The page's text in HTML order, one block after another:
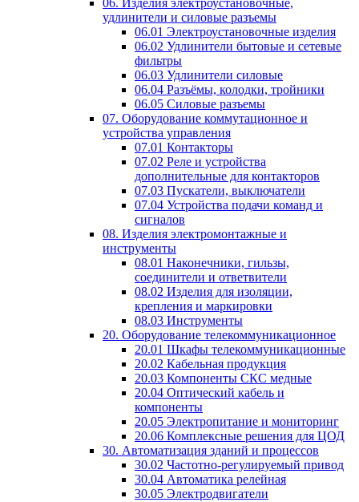
удлинители и силовые разъемы
06.01 Электроустановочные изделия
06.02 Удлинители бытовые и сетевые
фильтры
06.03 Удлинители силовые
06.04 Разъёмы, колодки, тройники
06.05 Силовые разъемы
07. Оборудование коммутационное и
устройства управления
07.01 Контакторы
07.02 Реле и устройства
дополнительные для контакторов
07.03 Пускатели, выключатели
07.04 Устройства подачи команд и
сигналов
08. Изделия электромонтажные и
инструменты
08.01 Наконечники, гильзы,
соединители и ответвители
08.02 Изделия для изоляции,
крепления и маркировки
08.03 Инструменты
20. Оборудование телекоммуникационное
20.01 Шкафы телекоммуникационные
20.02 Кабельная продукция
20.03 Компоненты СКС медные
20.04 Оптический кабель и
компоненты
20.05 Электропитание и мониторинг
20.06 Комплексные решения для ЦОД
30. Автоматизация зданий и процессов
30.02 Частотно-регулируемый привод
30.04 Автоматика релейная
30.05 Электродвигатели